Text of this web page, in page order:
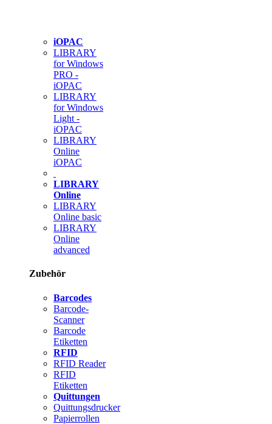
iOPAC
LIBRARY
for Windows
PRO -
iOPAC
LIBRARY
for Windows
Light -
iOPAC
LIBRARY
Online
iOPAC
LIBRARY
Online
LIBRARY
Online basic
LIBRARY
Online
advanced
Zubehör
Barcodes
Barcode-
Scanner
Barcode
Etiketten
RFID
RFID Reader
RFID
Etiketten
Quittungen
Quittungsdrucker
Papierrollen